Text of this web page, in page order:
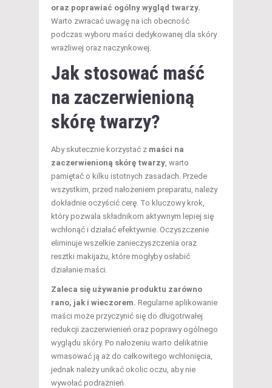
oraz poprawiać ogólny wygląd twarzy.
Warto zwracać uwagę na ich obecność
podczas wyboru maści dedykowanej dla skóry
wrażliwej oraz naczynkowej.
Jak stosować maść
na zaczerwienioną
skórę twarzy?
Aby skutecznie korzystać z maści na
zaczerwienioną skórę twarzy , warto
pamiętać o kilku istotnych zasadach. Przede
wszystkim, przed nałożeniem preparatu, należy
dokładnie oczyścić cerę. To kluczowy krok,
który pozwala składnikom aktywnym lepiej się
wchłonąć i działać efektywnie. Oczyszczenie
eliminuje wszelkie zanieczyszczenia oraz
resztki makijażu, które mogłyby osłabić
działanie maści.
Zaleca się używanie produktu zarówno
rano, jak i wieczorem. Regularne aplikowanie
maści może przyczynić się do długotrwałej
redukcji zaczerwienień oraz poprawy ogólnego
wyglądu skóry. Po nałożeniu warto delikatnie
wmasować ją aż do całkowitego wchłonięcia,
jednak należy unikać okolic oczu, aby nie
wywołać podrażnień.